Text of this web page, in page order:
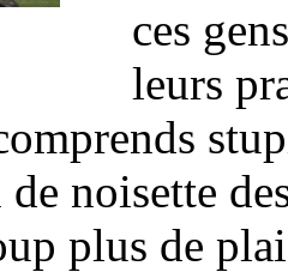
ces
leurs
noisette
plus de